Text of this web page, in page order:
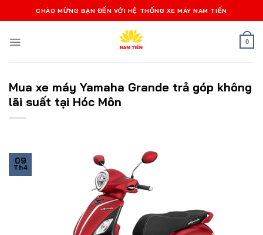
qua
dung
CHÀO MỪNG BẠN ĐẾN VỚI HỆ THỐNG XE MÁY NAM TIẾN
0
Mua xe máy Yamaha Grande trả góp không
lãi suất tại Hóc Môn
09
Th4